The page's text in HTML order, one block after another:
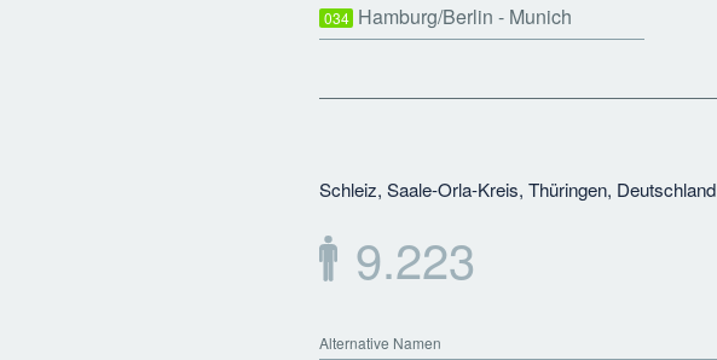
034 Hamburg/Berlin - Munich
Schleiz, Saale-Orla-Kreis, Thüringen, Deutschland
9.223
Alternative Namen